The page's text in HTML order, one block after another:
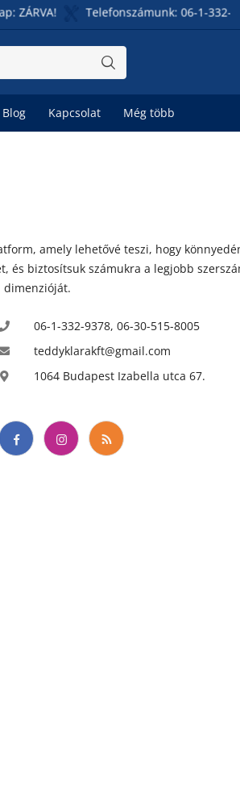
Telefonszámunk: 06-1-332-93-
Blog Kapcsolat Még több
amely lehetővé teszi, hogy
és biztosítsuk számukra a legjobb
dimenzióját.
06-1-332-9378, 06-30-515-8005
teddyklarakft@gmail.com
1064 Budapest Izabella utca 67.